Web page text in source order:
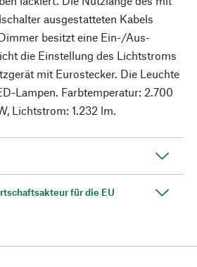
ausgestatteten Kabels
besitzt eine Ein-/Aus-
die Einstellung des Lichtstroms
mit Eurostecker. Die Leuchte
Lampen. Farbtemperatur: 2.700
Lichtstrom: 1.232 lm.
für die EU